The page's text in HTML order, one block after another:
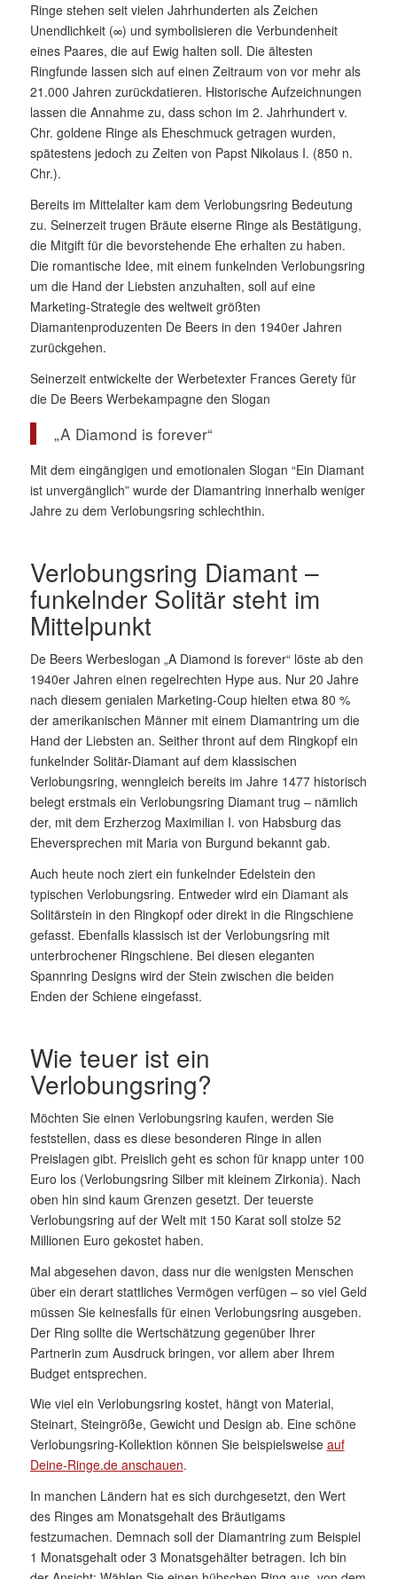
Ringe stehen seit vielen Jahrhunderten als Zeichen
Unendlichkeit (∞) und symbolisieren die Verbundenheit
eines Paares, die auf Ewig halten soll. Die ältesten
Ringfunde lassen sich auf einen Zeitraum von vor mehr als
21.000 Jahren zurückdatieren. Historische Aufzeichnungen
lassen die Annahme zu, dass schon im 2. Jahrhundert v.
Chr. goldene Ringe als Eheschmuck getragen wurden,
spätestens jedoch zu Zeiten von Papst Nikolaus I. (850 n.
Chr.).
Bereits im Mittelalter kam dem Verlobungsring Bedeutung
zu. Seinerzeit trugen Bräute eiserne Ringe als Bestätigung,
die Mitgift für die bevorstehende Ehe erhalten zu haben.
Die romantische Idee, mit einem funkelnden Verlobungsring
um die Hand der Liebsten anzuhalten, soll auf eine
Marketing-Strategie des weltweit größten
Diamantenproduzenten De Beers in den 1940er Jahren
zurückgehen.
Seinerzeit entwickelte der Werbetexter Frances Gerety für
die De Beers Werbekampagne den Slogan
„A Diamond is forever“
Mit dem eingängigen und emotionalen Slogan “Ein Diamant
ist unvergänglich” wurde der Diamantring innerhalb weniger
Jahre zu dem Verlobungsring schlechthin.
Verlobungsring Diamant –
funkelnder Solitär steht im
Mittelpunkt
De Beers Werbeslogan „A Diamond is forever“ löste ab den
1940er Jahren einen regelrechten Hype aus. Nur 20 Jahre
nach diesem genialen Marketing-Coup hielten etwa 80 %
der amerikanischen Männer mit einem Diamantring um die
Hand der Liebsten an. Seither thront auf dem Ringkopf ein
funkelnder Solitär-Diamant auf dem klassischen
Verlobungsring, wenngleich bereits im Jahre 1477 historisch
belegt erstmals ein Verlobungsring Diamant trug – nämlich
der, mit dem Erzherzog Maximilian I. von Habsburg das
Eheversprechen mit Maria von Burgund bekannt gab.
Auch heute noch ziert ein funkelnder Edelstein den
typischen Verlobungsring. Entweder wird ein Diamant als
Solitärstein in den Ringkopf oder direkt in die Ringschiene
gefasst. Ebenfalls klassisch ist der Verlobungsring mit
unterbrochener Ringschiene. Bei diesen eleganten
Spannring Designs wird der Stein zwischen die beiden
Enden der Schiene eingefasst.
Wie teuer ist ein
Verlobungsring?
Möchten Sie einen Verlobungsring kaufen, werden Sie
feststellen, dass es diese besonderen Ringe in allen
Preislagen gibt. Preislich geht es schon für knapp unter 100
Euro los (Verlobungsring Silber mit kleinem Zirkonia). Nach
oben hin sind kaum Grenzen gesetzt. Der teuerste
Verlobungsring auf der Welt mit 150 Karat soll stolze 52
Millionen Euro gekostet haben.
Mal abgesehen davon, dass nur die wenigsten Menschen
über ein derart stattliches Vermögen verfügen – so viel Geld
müssen Sie keinesfalls für einen Verlobungsring ausgeben.
Der Ring sollte die Wertschätzung gegenüber Ihrer
Partnerin zum Ausdruck bringen, vor allem aber Ihrem
Budget entsprechen.
Wie viel ein Verlobungsring kostet, hängt von Material,
Steinart, Steingröße, Gewicht und Design ab. Eine schöne
Verlobungsring-Kollektion können Sie beispielsweise auf
Deine-Ringe.de anschauen.
In manchen Ländern hat es sich durchgesetzt, den Wert
des Ringes am Monatsgehalt des Bräutigams
festzumachen. Demnach soll der Diamantring zum Beispiel
1 Monatsgehalt oder 3 Monatsgehälter betragen. Ich bin